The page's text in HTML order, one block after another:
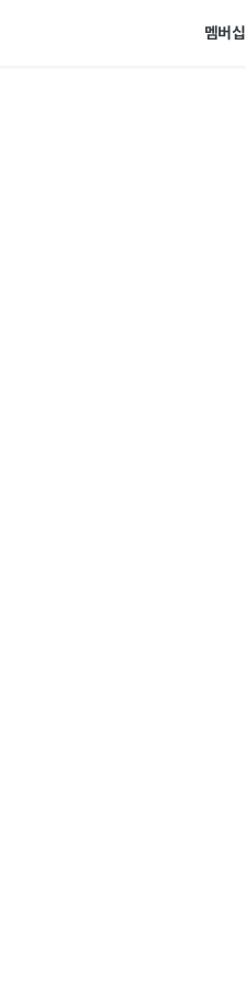
멤버십